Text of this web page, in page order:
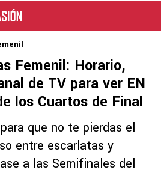
Femenil: Horario,
de TV para ver EN
los Cuartos de Final
que no te pierdas el
entre escarlatas y
a las Semifinales del